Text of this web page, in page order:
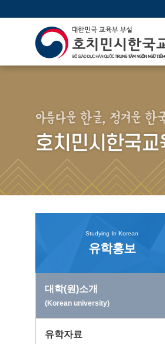
아름다운 한글, 정겨운 한
호치민시한국
Studying In Korean
유학홍보
대학(원)소개
(Korean university)
유학자료